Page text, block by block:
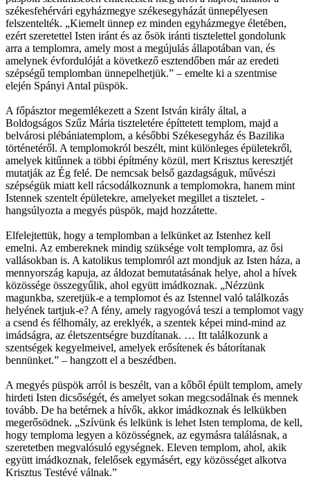
székesfehérvári egyházmegye székesegyházát ünnepélyesen
felszentelték. „Kiemelt ünnep ez minden egyházmegye életében,
ezért szeretettel Isten iránt és az ősök iránti tisztelettel gondolunk
arra a templomra, amely most a megújulás állapotában van, és
amelynek évfordulóját a következő esztendőben már az eredeti
szépségű templomban ünnepelhetjük.” – emelte ki a szentmise
elején Spányi Antal püspök.
A főpásztor megemlékezett a Szent István király által, a
Boldogságos Szűz Mária tiszteletére építtetett templom, majd a
belvárosi plébániatemplom, a későbbi Székesegyház és Bazilika
történetéről. A templomokról beszélt, mint különleges épületekről,
amelyek kitűnnek a többi építmény közül, mert Krisztus keresztjét
mutatják az Ég felé. De nemcsak belső gazdagságuk, művészi
szépségük miatt kell rácsodálkoznunk a templomokra, hanem mint
Istennek szentelt épületekre, amelyeket megillet a tisztelet. -
hangsúlyozta a megyés püspök, majd hozzátette.
Elfelejtettük, hogy a templomban a lelkünket az Istenhez kell
emelni. Az embereknek mindig szüksége volt templomra, az ősi
vallásokban is. A katolikus templomról azt mondjuk az Isten háza, a
mennyország kapuja, az áldozat bemutatásának helye, ahol a hívek
közössége összegyűlik, ahol együtt imádkoznak. „Nézzünk
magunkba, szeretjük-e a templomot és az Istennel való találkozás
helyének tartjuk-e? A fény, amely ragyogóvá teszi a templomot vagy
a csend és félhomály, az ereklyék, a szentek képei mind-mind az
imádságra, az életszentségre buzdítanak. … Itt találkozunk a
szentségek kegyelmeivel, amelyek erősítenek és bátorítanak
bennünket.” – hangzott el a beszédben.
A megyés püspök arról is beszélt, van a kőből épült templom, amely
hirdeti Isten dicsőségét, és amelyet sokan megcsodálnak és mennek
tovább. De ha betérnek a hívők, akkor imádkoznak és lelkükben
megerősödnek. „Szívünk és lelkünk is lehet Isten temploma, de kell,
hogy temploma legyen a közösségnek, az egymásra találásnak, a
szeretetben megvalósuló egységnek. Eleven templom, ahol, akik
együtt imádkoznak, felelősek egymásért, egy közösséget alkotva
Krisztus Testévé válnak.”